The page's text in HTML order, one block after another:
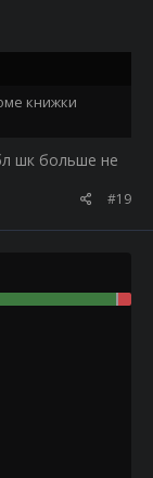
книжки
шк больше не
#19